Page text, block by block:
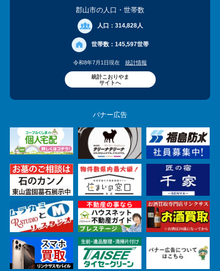
郡山市の人口 ・世帯数
人口： 314,828人
世帯数： 145,597世帯
令和8年7月1日現在 統計情報
統計こおりやま
サイトへ
バナー広告